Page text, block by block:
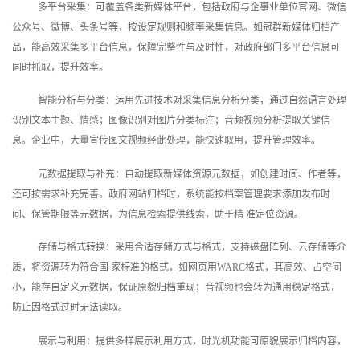
多平台采集：可覆盖各类新媒体平台，包括政府与企事业单位官网、微信
公众号、微博、头条号等，按设定规则和频率采集信息。如冠群新媒体归档产
品，能高效采集多平台信息，保障完整性与及时性，对政府部门多平台信息可
同时抓取，提升效率。
智能分析与分类：运用先进技术对采集信息分析分类，通过自然语言处理
识别文本主题、情感；图像识别对图片分类标注；音频视频分析提取关键信
息。企业中，大量宣传图文视频经此处理，能快速取用，提升管理效率。
元数据提取与补充：自动提取新媒体资源元数据，如创建时间、作者等，
还可按需求补充完善。政府网站归档时，系统能按档案管理要求添加发布时
间、保管期限等元数据，为信息检索提供线索，助于精 准定位资源。
存储与格式转换：采用合适存储方式与格式，支持磁盘阵列、云存储等介
质，将资源转为符合国 家标准的格式，如网页用WARC格式，其高效、占空间
小，能存自定义元数据，保证原貌归档重现；音视频也会转为通用稳定格式，
防止因格式过时无法读取。
展示与利用：提供多样展示利用方式，时光机功能可原貌展示归档内容，